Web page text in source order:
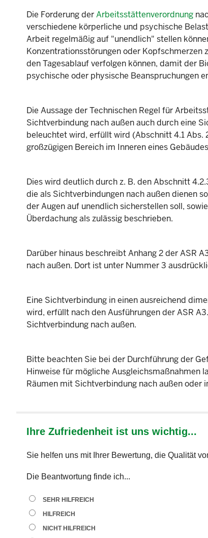
Die Forderung derArbeitsstättenverordnung
verschiedene körperliche und psychische
Arbeit regelmäßig auf "unendlich" stellen
Konzentrationsstörungen oder Kopfschmerzen
den Tagesablauf verfolgen können, damit der
psychische oder physische Beanspruchungen
Die Aussage der Technischen Regel für
Sichtverbindung nach außen auch durch eine
beleuchtet wird, erfüllt wird (Abschnitt 4.1 Abs.
großzügigen Bereich im Inneren eines
Dies wird deutlich durch z. B. den Abschnitt
die als Sichtverbindungen nach außen dienen
der Augen auf unendlich sicherstellen soll,
Überdachung als zulässig beschrieben.
Darüber hinaus beschreibt Anhang 2 der ASR
nach außen. Dort ist unter Nummer 3
Eine Sichtverbindung in einen ausreichend
wird, erfüllt nach den Ausführungen der ASR
Sichtverbindung nach außen.
Bitte beachten Sie bei der Durchführung der
Hinweise für mögliche Ausgleichsmaßnahmen
Räumen mit Sichtverbindung nach außen oder